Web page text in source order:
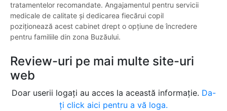
tratamentelor recomandate. Angajamentul pentru servicii
medicale de calitate și dedicarea fiecărui copil
poziționează acest cabinet drept o opțiune de încredere
pentru familiile din zona Buzăului.
Review-uri pe mai multe site-uri
web
Doar userii logați au acces la această informație. Da-
ți click aici pentru a vă loga.